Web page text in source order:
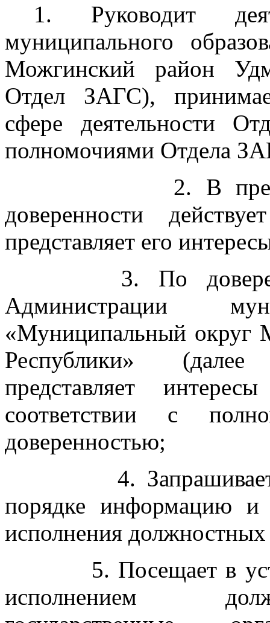
1. Руководит
муниципального
Можгинский район
Отдел ЗАГС),
сфере деятельности
полномочиями Отдела
2. В пределах
доверенности
представляет его
3. По
Администрации
«Муниципальный округ
Республики»
представляет
соответствии с
доверенностью;
4. Запрашивает и
порядке информацию и
исполнения должностных
5. Посещает в
исполнением